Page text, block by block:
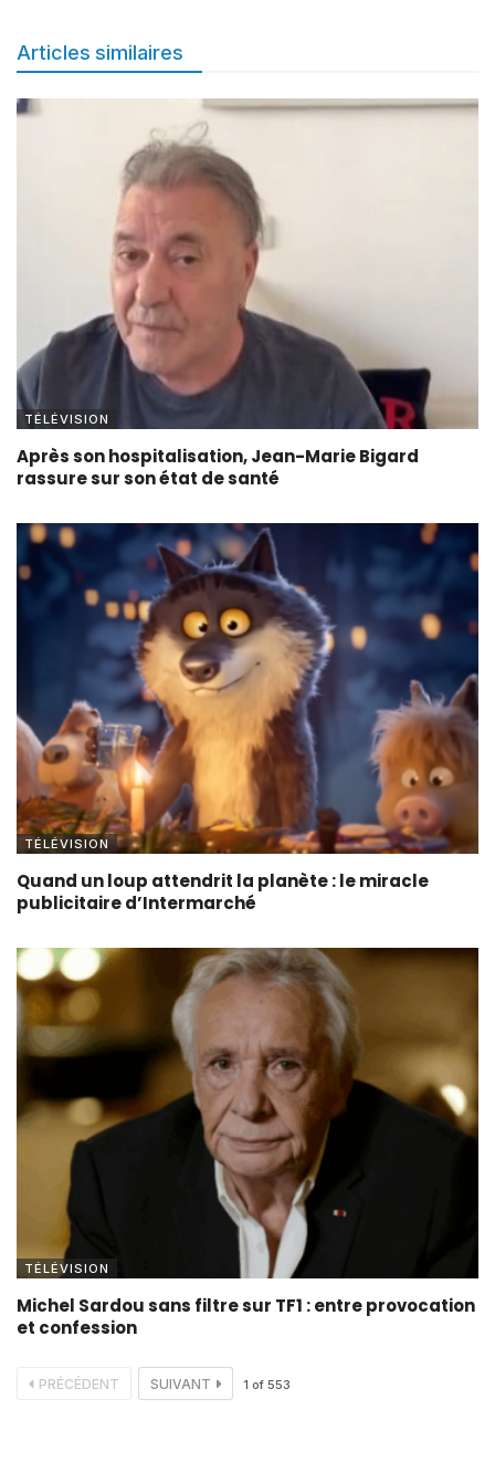
Articles similaires
TÉLÉVISION
Après son hospitalisation, Jean-Marie Bigard
rassure sur son état de santé
TÉLÉVISION
Quand un loup attendrit la planète : le miracle
publicitaire d’Intermarché
TÉLÉVISION
Michel Sardou sans filtre sur TF1 : entre provocation
et confession
PRÉCÉDENT SUIVANT 1 of 553